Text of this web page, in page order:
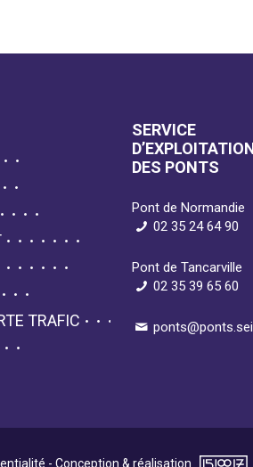
TRAFIC
SERVICE
DES PONTS
Pont de Normandie
02 35 24 64 90
Pont de Tancarville
02 35 39 65 60
- Conception & réalisation